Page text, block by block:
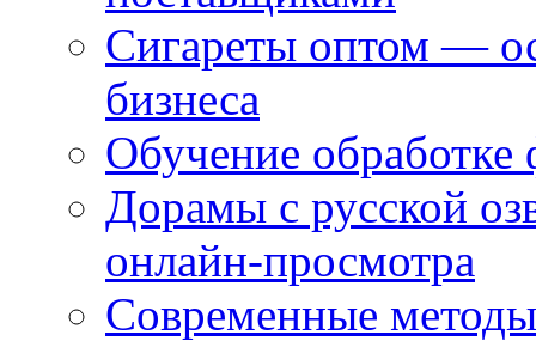
Сигареты оптом —
бизнеса
Обучение
Дорамы с русской
онлайн-просмотра
Современные